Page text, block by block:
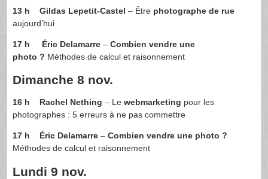
13 h Gildas Lepetit-Castel – Être photographe de rue
aujourd’hui
17 h Éric Delamarre – Combien vendre une
photo ? Méthodes de calcul et raisonnement
Dimanche 8 nov.
16 h Rachel Nething – Le webmarketing pour les
photographes : 5 erreurs à ne pas commettre
17 h Éric Delamarre – Combien vendre une photo ?
Méthodes de calcul et raisonnement
Lundi 9 nov.